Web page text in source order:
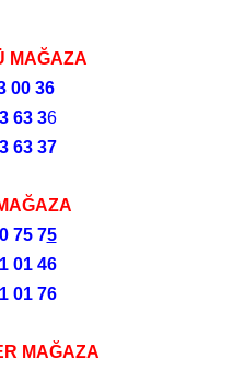
MAĞAZA
00 36
63 36
63 37
75 75
01 46
01 76
MAĞAZA